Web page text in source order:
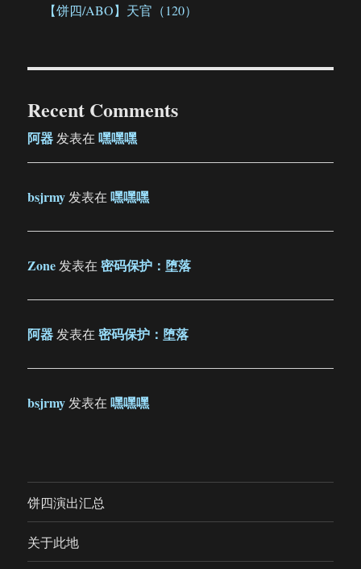
【饼四/ABO】天官（120）
Recent Comments
阿器发表在嘿嘿嘿
bsjrmy发表在嘿嘿嘿
Zone发表在密码保护：堕落
阿器发表在密码保护：堕落
bsjrmy发表在嘿嘿嘿
饼四演出汇总
关于此地